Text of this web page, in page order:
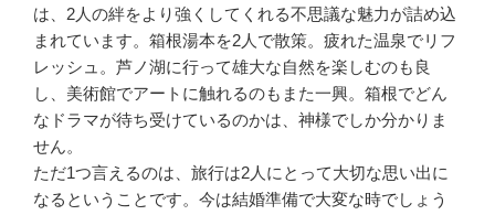
は、2人の絆をより強くしてくれる不思議な魅力が詰め込
まれています。箱根湯本を2人で散策。疲れた温泉でリフ
レッシュ。芦ノ湖に行って雄大な自然を楽しむのも良
し、美術館でアートに触れるのもまた一興。箱根でどん
なドラマが待ち受けているのかは、神様でしか分かりま
せん。
ただ1つ言えるのは、旅行は2人にとって大切な思い出に
なるということです。今は結婚準備で大変な時でしょう